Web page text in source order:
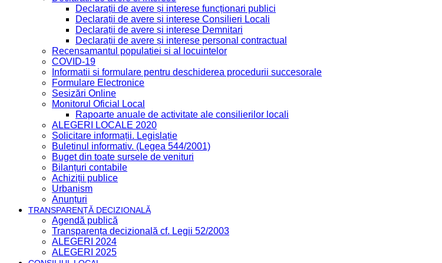
Declarații de avere și interese funcționari publici
Declarații de avere și interese Consilieri Locali
Declarații de avere și interese Demnitari
Declarații de avere și interese personal contractual
Recensamantul populatiei si al locuintelor
COVID-19
Informatii si formulare pentru deschiderea procedurii succesorale
Formulare Electronice
Sesizări Online
Monitorul Oficial Local
Rapoarte anuale de activitate ale consilierilor locali
ALEGERI LOCALE 2020
Solicitare informații. Legislație
Buletinul informativ. (Legea 544/2001)
Buget din toate sursele de venituri
Bilanțuri contabile
Achiziții publice
Urbanism
Anunțuri
TRANSPARENȚĂ DECIZIONALĂ
Agendă publică
Transparența decizională cf. Legii 52/2003
ALEGERI 2024
ALEGERI 2025